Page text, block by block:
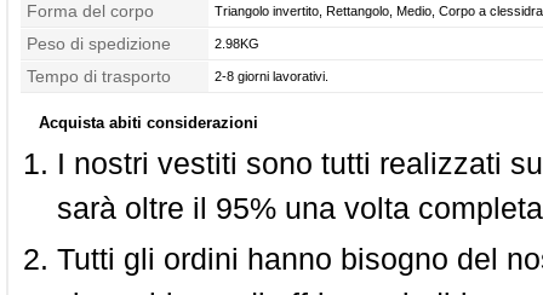
Forma del corpo Triangolo invertito, Rettangolo, Medio, Corpo a
Pera
Peso di spedizione 2.98KG
Tempo di trasporto 2-8 giorni lavorativi.
Acquista abiti considerazioni
I nostri vestiti sono tutti realizzati
sarà oltre il 95% una volta
Tutti gli ordini hanno bisogno del